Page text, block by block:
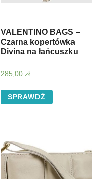
VALENTINO BAGS –
Czarna kopertówka
Divina na łańcuszku
285,00 zł
SPRAWDŹ